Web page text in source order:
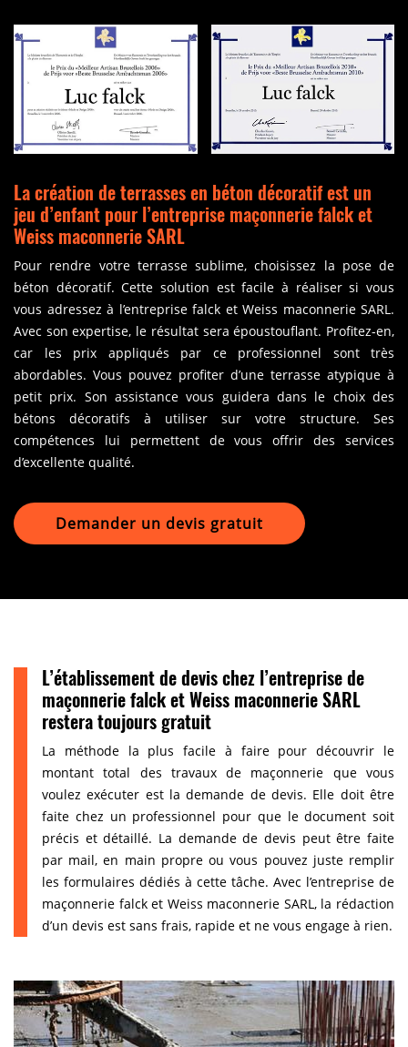
La création de terrasses en béton décoratif est un
jeu d’enfant pour l’entreprise maçonnerie falck et
Weiss maconnerie SARL
Pour rendre votre terrasse sublime, choisissez la pose de
béton décoratif. Cette solution est facile à réaliser si vous
vous adressez à l’entreprise falck et Weiss maconnerie SARL.
Avec son expertise, le résultat sera époustouflant. Profitez-en,
car les prix appliqués par ce professionnel sont très
abordables. Vous pouvez profiter d’une terrasse atypique à
petit prix. Son assistance vous guidera dans le choix des
bétons décoratifs à utiliser sur votre structure. Ses
compétences lui permettent de vous offrir des services
d’excellente qualité.
Demander un devis gratuit
L’établissement de devis chez l’entreprise de
maçonnerie falck et Weiss maconnerie SARL
restera toujours gratuit
La méthode la plus facile à faire pour découvrir le
montant total des travaux de maçonnerie que vous
voulez exécuter est la demande de devis. Elle doit être
faite chez un professionnel pour que le document soit
précis et détaillé. La demande de devis peut être faite
par mail, en main propre ou vous pouvez juste remplir
les formulaires dédiés à cette tâche. Avec l’entreprise de
maçonnerie falck et Weiss maconnerie SARL, la rédaction
d’un devis est sans frais, rapide et ne vous engage à rien.